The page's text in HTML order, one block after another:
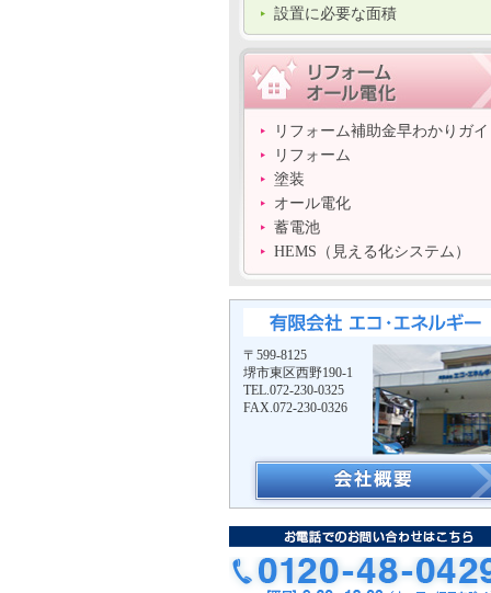
設置に必要な面積
リフォーム補助金早わかりガ
リフォーム
塗装
オール電化
蓄電池
HEMS（見える化システム）
〒599-8125
堺市東区西野190-1
TEL.072-230-0325
FAX.072-230-0326